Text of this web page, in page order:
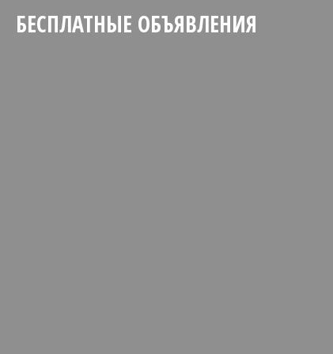
БЕСПЛАТНЫЕ ОБЪЯВЛЕНИЯ